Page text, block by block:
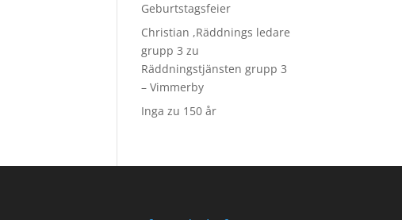
Geburtstagsfeier
Christian ,Räddnings ledare
grupp 3 zu
Räddningstjänsten grupp 3
– Vimmerby
Inga zu 150 år